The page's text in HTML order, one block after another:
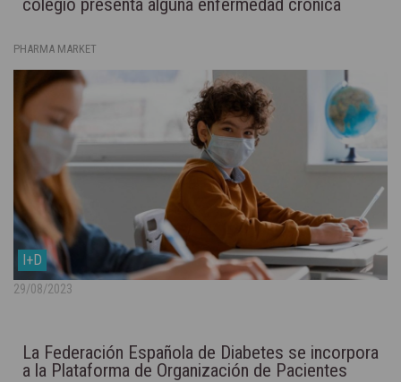
PHARMA MARKET
I+D
29/08/2023
La Federación Española de Diabetes se incorpora
a la Plataforma de Organización de Pacientes